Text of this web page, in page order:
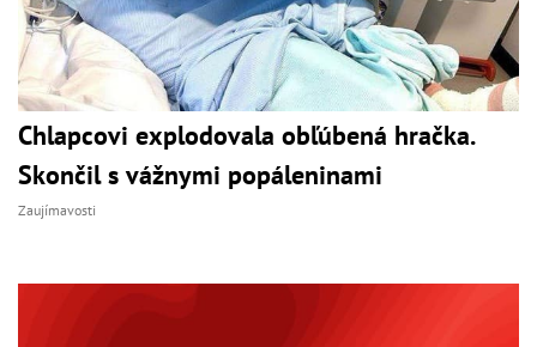
Chlapcovi explodovala obľúbená hračka.
Skončil s vážnymi popáleninami
Zaujímavosti